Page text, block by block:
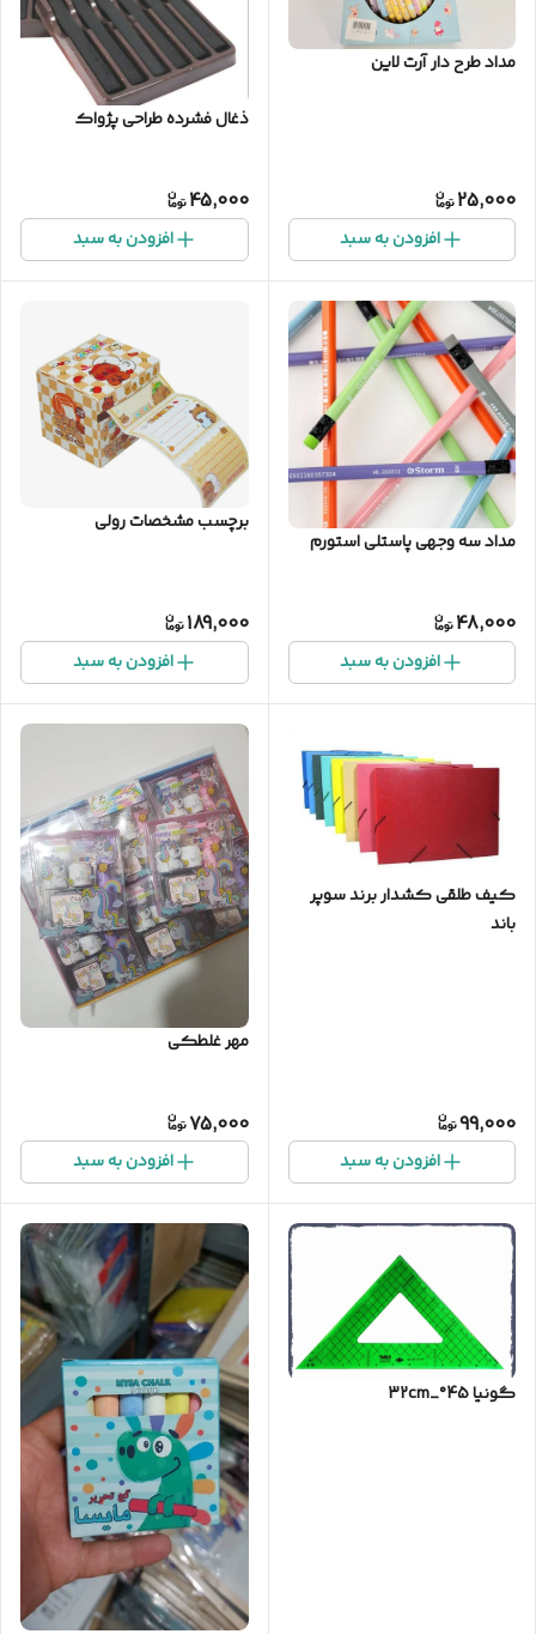
مداد طرح دار آرت لاین
25,000
افزودن به سبد
ذغال فشرده طراحی پژواک
45,000
افزودن به سبد
مداد سه وجهی پاستلی استورم
48,000
افزودن به سبد
برچسب مشخصات رولی
189,000
افزودن به سبد
کیف طلقی کشدار برند سوپر
باند
99,000
افزودن به سبد
مهر غلطکی
75,000
افزودن به سبد
گونیا 45°_32cm